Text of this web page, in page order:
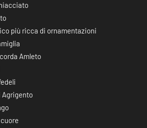
più ricca di ornamentazioni
Amleto
Agrigento